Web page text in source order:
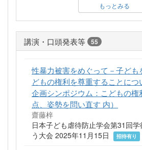
もっとみる
講演・口頭発表等 55
性暴力被害をめぐって－子ど
どもの権利を尊重することにつ
企画シンポジウム：こどもの権
点、姿勢を問い直す 内）
齋藤梓
日本子ども虐待防止学会第31回
う大会 2025年11月15日
招待有り